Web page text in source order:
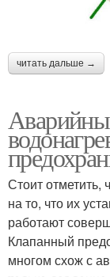
читать дальше →
Стоит отметить,
на то, что их
работают
Клапанный
многом схож с